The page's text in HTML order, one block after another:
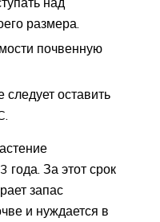
размера.
почвенную
оставить
года. За этот срок
запас
и нуждается в